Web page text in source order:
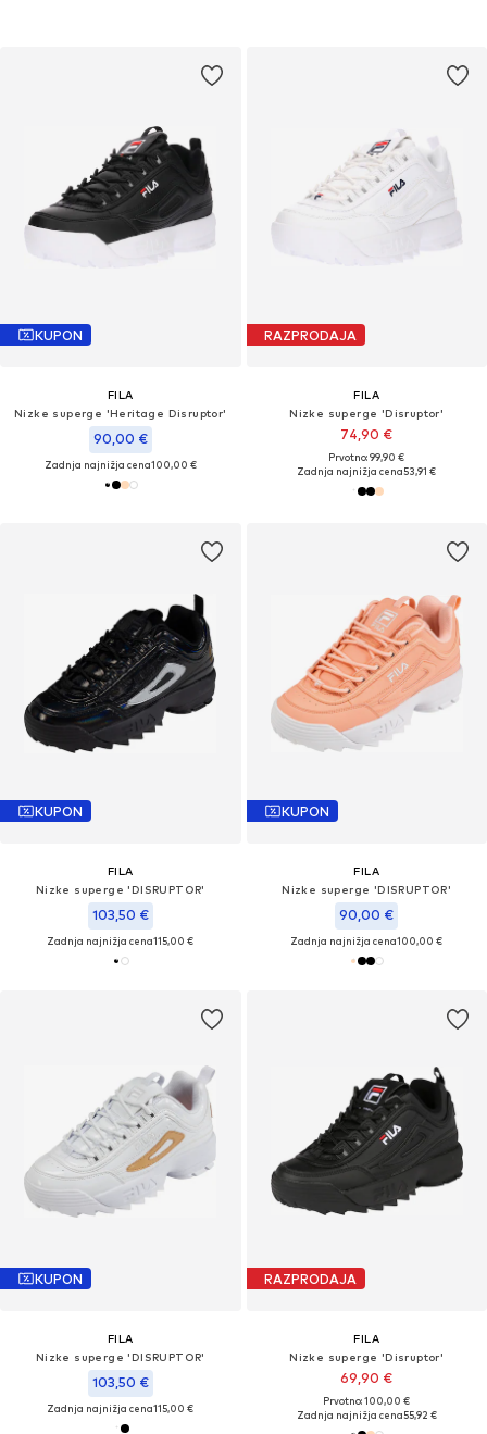
KUPON
FILA
Nizke superge 'Heritage Disruptor'
90,00 €
Zadnja najnižja cena100,00 €
RAZPRODAJA
FILA
Nizke superge 'Disruptor'
74,90 €
Prvotno: 99,90 €
Zadnja najnižja cena53,91 €
KUPON
FILA
Nizke superge 'DISRUPTOR'
103,50 €
Zadnja najnižja cena115,00 €
KUPON
FILA
Nizke superge 'DISRUPTOR'
90,00 €
Zadnja najnižja cena100,00 €
KUPON
FILA
Nizke superge 'DISRUPTOR'
103,50 €
Zadnja najnižja cena115,00 €
RAZPRODAJA
FILA
Nizke superge 'Disruptor'
69,90 €
Prvotno: 100,00 €
Zadnja najnižja cena55,92 €